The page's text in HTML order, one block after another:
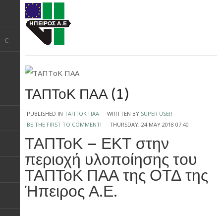
ΤΑΠΤοΚ ΠΑΑ (1)
PUBLISHED IN ΤΑΠΤΟΚ ΠΑΑ WRITTEN BY SUPER USER
BE THE FIRST TO COMMENT!
THURSDAY, 24 MAY 2018 07:40
ΤΑΠΤοΚ – ΕΚΤ στην
περιοχή υλοποίησης του
ΤΑΠΤοΚ ΠΑΑ της ΟΤΔ της
Ήπειρος Α.Ε.